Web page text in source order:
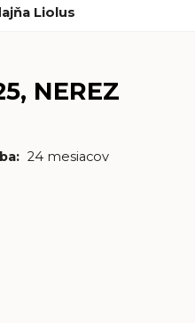
Liolus
NEREZ
24 mesiacov